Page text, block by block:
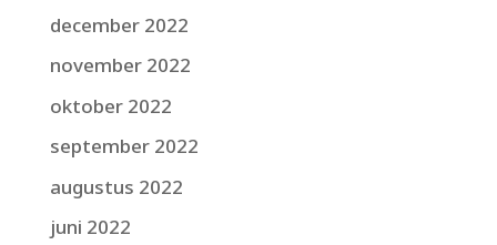
december 2022
november 2022
oktober 2022
september 2022
augustus 2022
juni 2022